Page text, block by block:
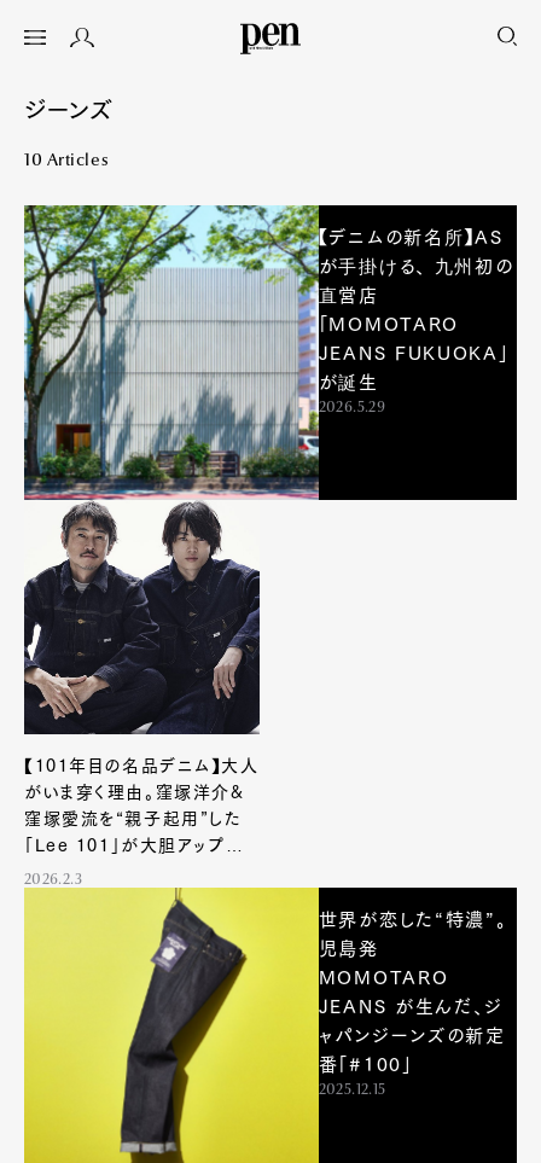
ジーンズ
10 Articles
【デニムの新名所】AS
が手掛ける、 九州初の
直営店
「MOMOTARO
JEANS FUKUOKA」
が誕生
2026.5.29
【101年目の名品デニム】大人
がいま穿く理由。窪塚洋介&
窪塚愛流を“親子起用”した
「Lee 101」が大胆アップデ
ート
2026.2.3
世界が恋した“特濃”。
児島発
MOMOTARO
JEANS が生んだ、ジ
ャパンジーンズの新定
番「#100」
2025.12.15